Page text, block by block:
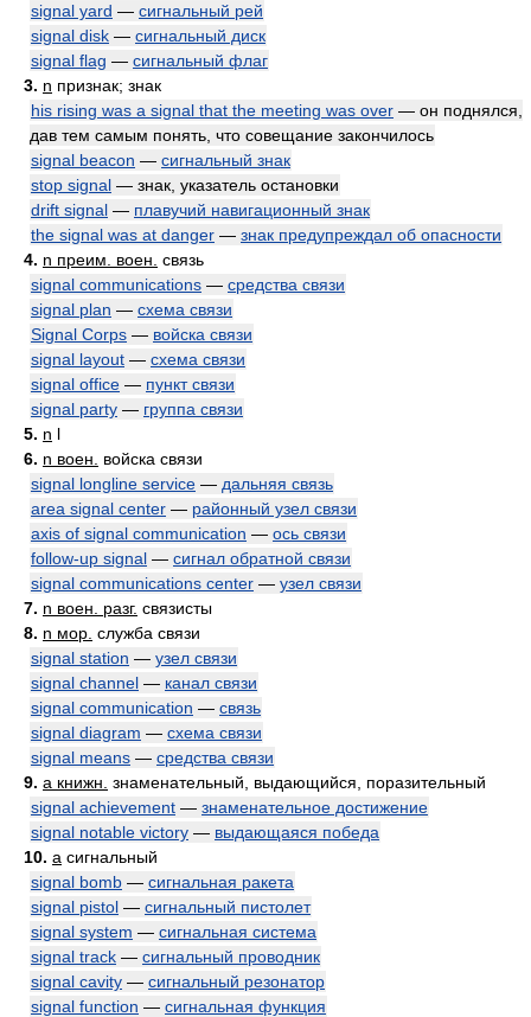
signal yard — сигнальный рей
signal disk — сигнальный диск
signal flag — сигнальный флаг
3. n признак; знак
his rising was a signal that the meeting was over — он поднялся,
дав тем самым понять, что совещание закончилось
signal beacon — сигнальный знак
stop signal — знак, указатель остановки
drift signal — плавучий навигационный знак
the signal was at danger — знак предупреждал об опасности
4. n преим. воен. связь
signal communications — средства связи
signal plan — схема связи
Signal Corps — войска связи
signal layout — схема связи
signal office — пункт связи
signal party — группа связи
5. n l
6. n воен.
войска связи
signal longline service — дальняя связь
area signal center — районный узел связи
axis of signal communication — ось связи
follow-up signal — сигнал обратной связи
signal communications center — узел связи
7. n воен. разг. связисты
8. n мор. служба связи
signal station — узел связи
signal channel — канал связи
signal communication — связь
signal diagram — схема связи
signal means — средства связи
9. a книжн. знаменательный, выдающийся, поразительный
signal achievement — знаменательное достижение
signal notable victory — выдающаяся победа
10. a сигнальный
signal bomb — сигнальная ракета
signal pistol — сигнальный пистолет
signal system — сигнальная система
signal track — сигнальный проводник
signal cavity — сигнальный резонатор
signal function — сигнальная функция